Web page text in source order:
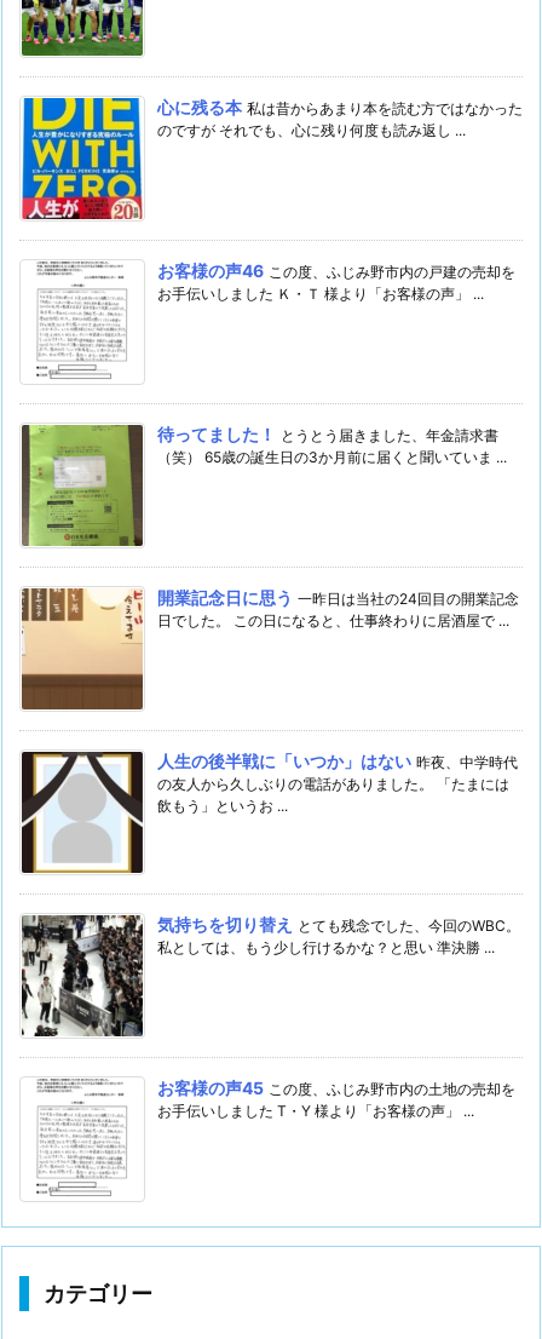
心に残る本 私は昔からあまり本を読む方ではなかった
のですが それでも、心に残り何度も読み返し ...
お客様の声46 この度、ふじみ野市内の戸建の売却を
お手伝いしました Ｋ・Ｔ 様より「お客様の声」 ...
待ってました！
とうとう届きました、年金請求書
（笑） 65歳の誕生日の3か月前に届くと聞いていま ...
開業記念日に思う 一昨日は当社の24回目の開業記念
日でした。 この日になると、仕事終わりに居酒屋で ...
人生の後半戦に「いつか」はない 昨夜、中学時代
の友人から久しぶりの電話がありました。 「たまには
飲もう」というお ...
気持ちを切り替え
とても残念でした、今回のWBC。
私としては、もう少し行けるかな？と思い 準決勝 ...
お客様の声45 この度、ふじみ野市内の土地の売却を
お手伝いしました T・Y 様より「お客様の声」 ...
カテゴリー